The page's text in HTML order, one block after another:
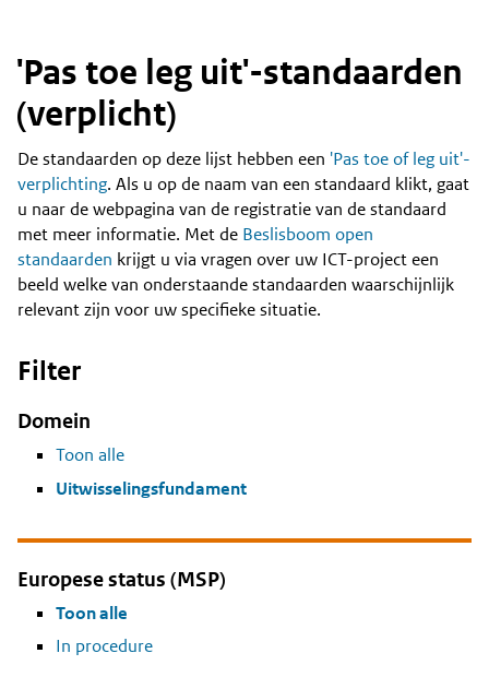
'Pas toe leg uit'-standaarden
(verplicht)
Content
De standaarden op deze lijst hebben een 'Pas toe of leg uit'-
verplichting. Als u op de naam van een standaard klikt, gaat
u naar de webpagina van de registratie van de standaard
met meer informatie. Met de Beslisboom open
standaarden krijgt u via vragen over uw ICT-project een
beeld welke van onderstaande standaarden waarschijnlijk
relevant zijn voor uw specifieke situatie.
Filter
Domein
Toon alle
Uitwisselingsfundament
Europese status (MSP)
Toon alle
In procedure